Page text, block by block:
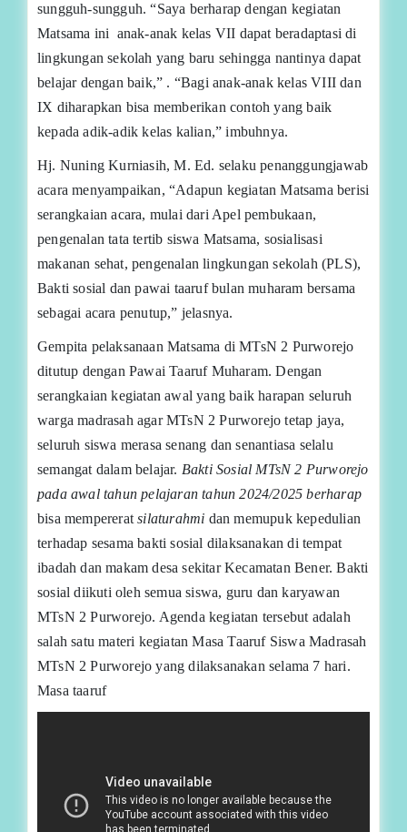
sungguh-sungguh. “Saya berharap dengan kegiatan
Matsama ini anak-anak kelas VII dapat beradaptasi di
lingkungan sekolah yang baru sehingga nantinya dapat
belajar dengan baik,” . “Bagi anak-anak kelas VIII dan
IX diharapkan bisa memberikan contoh yang baik
kepada adik-adik kelas kalian,” imbuhnya.
Hj. Nuning Kurniasih, M. Ed. selaku penanggungjawab
acara menyampaikan, “Adapun kegiatan Matsama berisi
serangkaian acara, mulai dari Apel pembukaan,
pengenalan tata tertib siswa Matsama, sosialisasi
makanan sehat, pengenalan lingkungan sekolah (PLS),
Bakti sosial dan pawai taaruf bulan muharam bersama
sebagai acara penutup,” jelasnya.
Gempita pelaksanaan Matsama di MTsN 2 Purworejo
ditutup dengan Pawai Taaruf Muharam. Dengan
serangkaian kegiatan awal yang baik harapan seluruh
warga madrasah agar MTsN 2 Purworejo tetap jaya,
seluruh siswa merasa senang dan senantiasa selalu
semangat dalam belajar. Bakti Sosial MTsN 2 Purworejo
pada awal tahun pelajaran tahun 2024/2025 berharap
bisa mempereratsilaturahmi dan memupuk kepedulian
terhadap sesama bakti sosial dilaksanakan di tempat
ibadah dan makam desa sekitar Kecamatan Bener. Bakti
sosial diikuti oleh semua siswa, guru dan karyawan
MTsN 2 Purworejo. Agenda kegiatan tersebut adalah
salah satu materi kegiatan Masa Taaruf Siswa Madrasah
MTsN 2 Purworejo yang dilaksanakan selama 7 hari.
Masa taaruf